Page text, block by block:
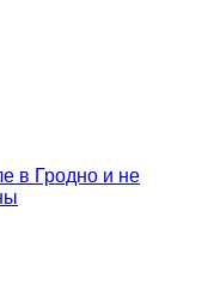
в Гродно и не